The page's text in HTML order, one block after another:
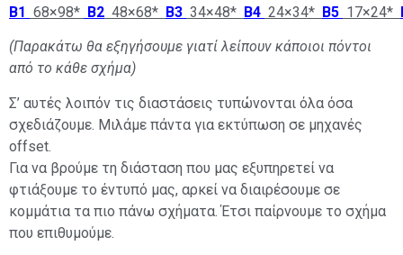
Β1 68×98* Β2 48×68* Β3 34×48* Β4 24×34* Β5 17×24*
(Παρακάτω θα εξηγήσουμε γιατί λείπουν κάποιοι πόντοι
από το κάθε σχήμα)
Σ’ αυτές λοιπόν τις διαστάσεις τυπώνονται όλα όσα
σχεδιάζουμε. Μιλάμε πάντα για εκτύπωση σε μηχανές
offset.
Για να βρούμε τη διάσταση που μας εξυπηρετεί να
φτιάξουμε το έντυπό μας, αρκεί να διαιρέσουμε σε
κομμάτια τα πιο πάνω σχήματα. Έτσι παίρνουμε το σχήμα
που επιθυμούμε.